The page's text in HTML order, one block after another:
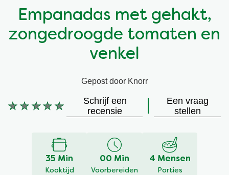
Vegetarisch
Gelegenheden
Kruiding
Snackpots
Empanadas met gehakt,
zongedroogde tomaten en
venkel
Gepost door Knorr
Geen
Schrijf een
recensie
Een vraag
stellen
35 Min
Kooktijd
00 Min
Voorbereiden
4 Mensen
Porties